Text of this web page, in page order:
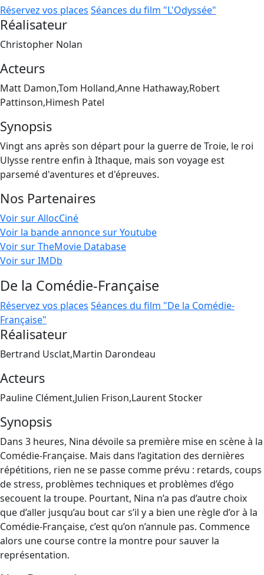
Réservez vos places Séances du film "L'Odyssée"
Réalisateur
Christopher Nolan
Acteurs
Matt Damon,Tom Holland,Anne Hathaway,Robert
Pattinson,Himesh Patel
Synopsis
Vingt ans après son départ pour la guerre de Troie, le roi
Ulysse rentre enfin à Ithaque, mais son voyage est
parsemé d'aventures et d'épreuves.
Nos Partenaires
Voir sur AllocCiné
Voir la bande annonce sur Youtube
Voir sur TheMovie Database
Voir sur IMDb
De la Comédie-Française
Réservez vos places Séances du film "De la Comédie-
Française"
Réalisateur
Bertrand Usclat,Martin Darondeau
Acteurs
Pauline Clément,Julien Frison,Laurent Stocker
Synopsis
Dans 3 heures, Nina dévoile sa première mise en scène à la
Comédie-Française. Mais dans l’agitation des dernières
répétitions, rien ne se passe comme prévu : retards, coups
de stress, problèmes techniques et problèmes d’égo
secouent la troupe. Pourtant, Nina n’a pas d’autre choix
que d’aller jusqu’au bout car s’il y a bien une règle d’or à la
Comédie-Française, c’est qu’on n’annule pas. Commence
alors une course contre la montre pour sauver la
représentation.